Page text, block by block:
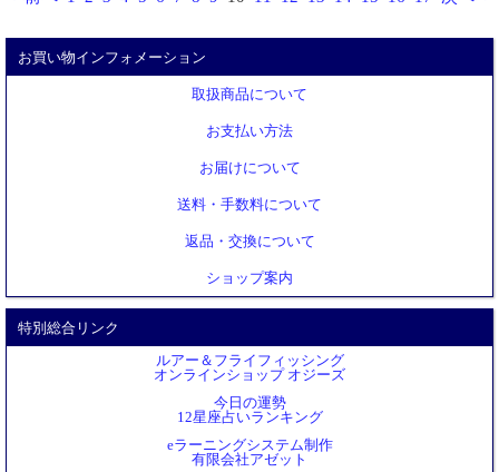
お買い物インフォメーション
取扱商品について
お支払い方法
お届けについて
送料・手数料について
返品・交換について
ショップ案内
特別総合リンク
ルアー＆フライフィッシング
オンラインショップ オジーズ
今日の運勢
12星座占いランキング
eラーニングシステム制作
有限会社アゼット